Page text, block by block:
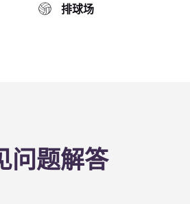
排球场
问题解答